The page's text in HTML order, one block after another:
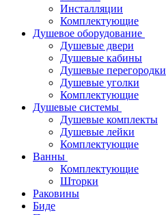
Инсталляции
Комплектующие
Душевое оборудование
Душевые двери
Душевые кабины
Душевые перегородки
Душевые уголки
Комплектующие
Душевые системы
Душевые комплекты
Душевые лейки
Комплектующие
Ванны
Комплектующие
Шторки
Раковины
Биде